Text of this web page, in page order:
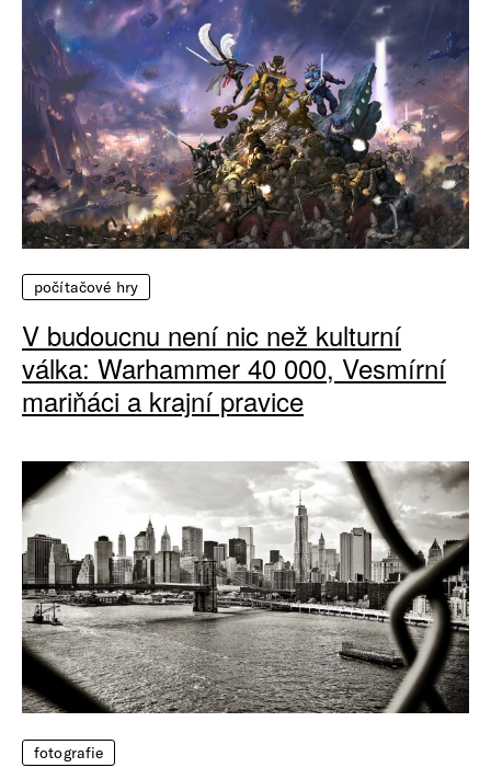
počítačové hry
V budoucnu není nic než kulturní
válka: Warhammer 40 000, Vesmírní
mariňáci a krajní pravice
fotografie